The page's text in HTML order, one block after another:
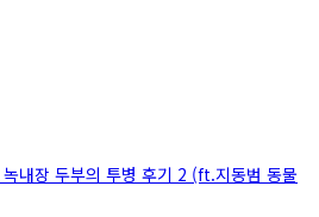
내장 두부의 투병 후기 2 (ft.지동범 동물